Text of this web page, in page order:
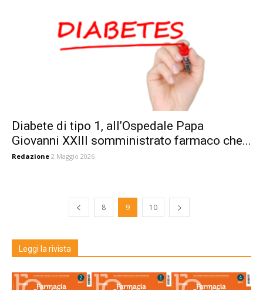
Diabete di tipo 1, all’Ospedale Papa
Giovanni XXIII somministrato farmaco che...
Redazione 2 Maggio 2026
8 9 10
Leggi la rivista